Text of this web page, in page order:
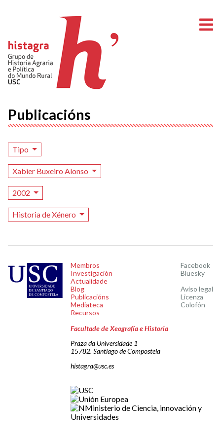
Publicacións
Tipo
Xabier Buxeiro Alonso
2002
Historia de Xénero
Membros
Investigación
Actualidade
Blog
Publicacións
Mediateca
Recursos
Facebook
Bluesky
Aviso legal
Licenza
Colofón
Facultade de Xeografía e Historia
Praza da Universidade 1
15782. Santiago de Compostela
histagra@usc.es